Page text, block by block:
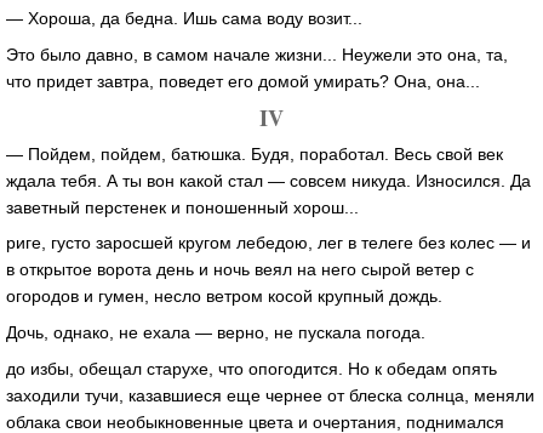
— Хороша, да бедна. Ишь сама воду возит...
Это было давно, в самом начале жизни... Неужели это она, та,
что придет завтра, поведет его домой умирать? Она, она...
IV
— Пойдем, пойдем, батюшка. Будя, поработал. Весь свой век
ждала тебя. А ты вон какой стал — совсем никуда. Износился. Да
заветный перстенек и поношенный хорош...
риге, густо заросшей кругом лебедою, лег в телеге без колес — и
в открытое ворота день и ночь веял на него сырой ветер с
огородов и гумен, несло ветром косой крупный дождь.
Дочь, однако, не ехала — верно, не пускала погода.
до избы, обещал старухе, что опогодится. Но к обедам опять
заходили тучи, казавшиеся еще чернее от блеска солнца, меняли
облака свои необыкновенные цвета и очертания, поднимался